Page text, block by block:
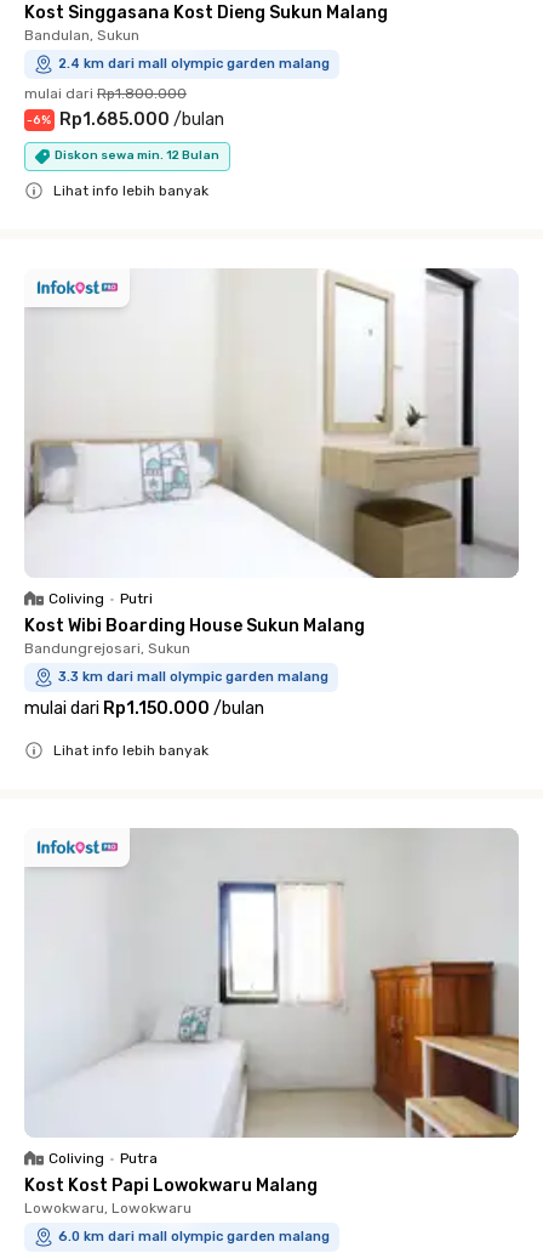
Kost Singgasana Kost Dieng Sukun Malang
Bandulan, Sukun
2.4 km dari mall olympic garden malang
mulai dari Rp1.800.000
-6% Rp1.685.000 /bulan
Diskon sewa min. 12 Bulan
Lihat info lebih banyak
Coliving • Putri
Kost Wibi Boarding House Sukun Malang
Bandungrejosari, Sukun
3.3 km dari mall olympic garden malang
mulai dari Rp1.150.000 /bulan
Lihat info lebih banyak
Coliving • Putra
Kost Kost Papi Lowokwaru Malang
Lowokwaru, Lowokwaru
6.0 km dari mall olympic garden malang